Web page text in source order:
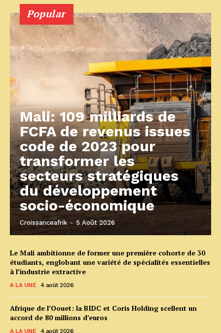
Popular
Mali: 109 milliards de
FCFA de revenus issues
code de 2023 pour
transformer les
secteurs stratégiques
du développement
socio-économique
Croissanceafrik - 5 Août 2026
Le Mali ambitionne de former une première cohorte de 30
étudiants, englobant une variété de spécialités essentielles
à l’industrie extractive
A LA UNE 4 août 2026
Afrique de l’Oouet: la BIDC et Coris Holding scellent un
accord de 80 millions d’euros
A LA UNE 4 août 2026